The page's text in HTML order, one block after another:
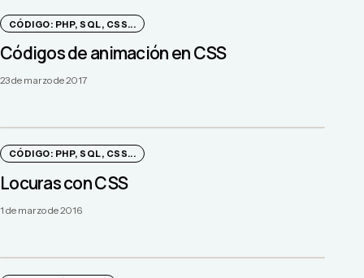
CÓDIGO: PHP, SQL, CSS...
Códigos de animación en CSS
23 de marzo de 2017
CÓDIGO: PHP, SQL, CSS...
Locuras con CSS
1 de marzo de 2016